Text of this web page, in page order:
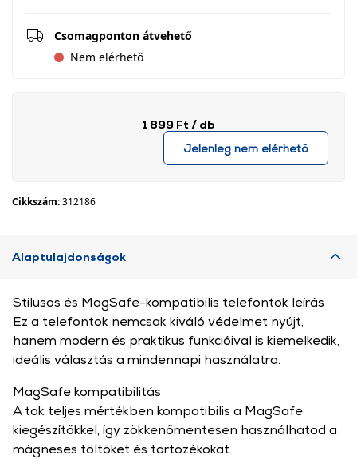
Csomagponton átvehető
Nem elérhető
1 899 Ft / db
Jelenleg nem elérhető
Cikkszám:312186
Alaptulajdonságok
Stílusos és MagSafe-kompatibilis telefontok leírás
Ez a telefontok nemcsak kiváló védelmet nyújt,
hanem modern és praktikus funkcióival is kiemelkedik,
ideális választás a mindennapi használatra.
MagSafe kompatibilitás
A tok teljes mértékben kompatibilis a MagSafe
kiegészítőkkel, így zökkenőmentesen használhatod a
mágneses töltőket és tartozékokat.